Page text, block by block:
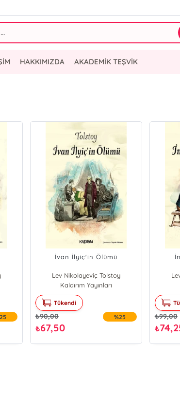
HAKKIMIZDA AKADEMİK TEŞVİK
İvan İlyiç'in Ölümü
Lev Nikolayeviç Tolstoy
Kaldırım Yayınları
Tükendi
₺90,00
₺67,50
%25 ₺99,00
₺